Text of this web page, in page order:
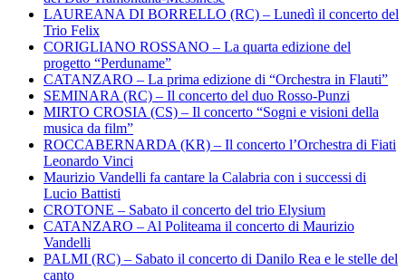
LAUREANA DI BORRELLO (RC) – Lunedì il concerto del
Trio Felix
CORIGLIANO ROSSANO – La quarta edizione del
progetto “Perduname”
CATANZARO – La prima edizione di “Orchestra in Flauti”
SEMINARA (RC) – Il concerto del duo Rosso-Punzi
MIRTO CROSIA (CS) – Il concerto “Sogni e visioni della
musica da film”
ROCCABERNARDA (KR) – Il concerto l’Orchestra di Fiati
Leonardo Vinci
Maurizio Vandelli fa cantare la Calabria con i successi di
Lucio Battisti
CROTONE – Sabato il concerto del trio Elysium
CATANZARO – Al Politeama il concerto di Maurizio
Vandelli
PALMI (RC) – Sabato il concerto di Danilo Rea e le stelle del
canto